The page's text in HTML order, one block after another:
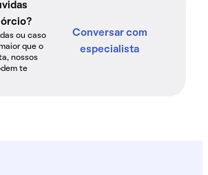
ou caso
que o
nossos
te
Conversar com
especialista